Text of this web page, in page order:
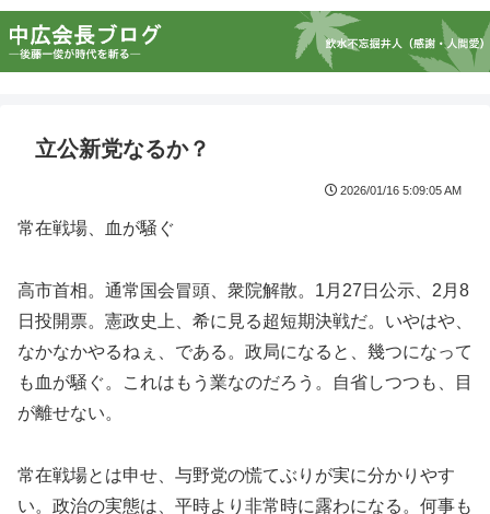
立公新党なるか？
2026/01/16 5:09:05 AM
常在戦場、血が騒ぐ
高市首相。通常国会冒頭、衆院解散。1月27日公示、2月8
日投開票。憲政史上、希に見る超短期決戦だ。いやはや、
なかなかやるねぇ、である。政局になると、幾つになって
も血が騒ぐ。これはもう業なのだろう。自省しつつも、目
が離せない。
常在戦場とは申せ、与野党の慌てぶりが実に分かりやす
い。政治の実態は、平時より非常時に露わになる。何事も